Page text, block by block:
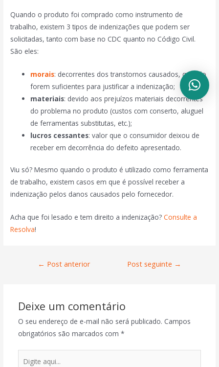
Quando o produto foi comprado como instrumento de
trabalho, existem 3 tipos de indenizações que podem ser
solicitadas, tanto com base no CDC quanto no Código Civil.
São eles:
morais: decorrentes dos transtornos causados, quando
forem suficientes para justificar a indenização;
materiais: devido aos prejuízos materiais decorrentes
do problema no produto (custos com conserto, aluguel
de ferramentas substitutas, etc.);
lucros cessantes: valor que o consumidor deixou de
receber em decorrência do defeito apresentado.
Viu só? Mesmo quando o produto é utilizado como ferramenta
de trabalho, existem casos em que é possível receber a
indenização pelos danos causados pelo fornecedor.
Acha que foi lesado e tem direito a indenização?Consulte a
Resolva!
← Post anterior Post seguinte →
Deixe um comentário
O seu endereço de e-mail não será publicado. Campos
obrigatórios são marcados com *